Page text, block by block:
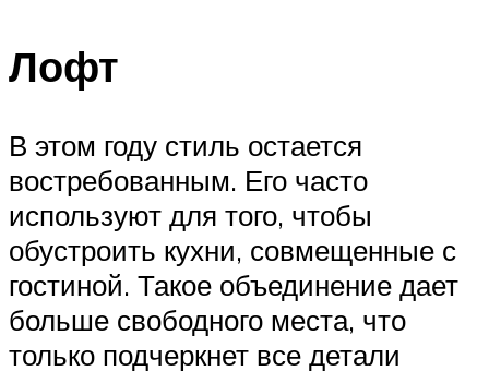
Лофт
В этом году стиль остается
востребованным. Его часто
используют для того, чтобы
обустроить кухни, совмещенные с
гостиной. Такое объединение дает
больше свободного места, что
только подчеркнет все детали